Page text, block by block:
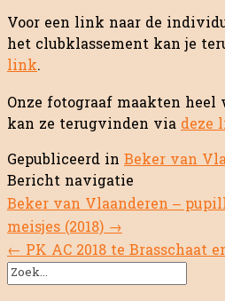
Voor een link naar de
het clubklassement kan je
link.
Onze fotograaf maakten heel
kan ze terugvinden via deze
Gepubliceerd in Beker van
Bericht navigatie
Beker van Vlaanderen –
meisjes (2018)→
←PK AC 2018 te Brasschaat